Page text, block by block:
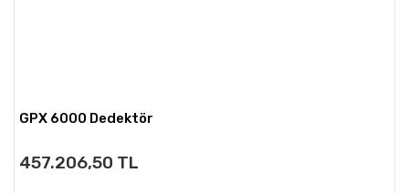
GPX 6000 Dedektör
457.206,50 TL